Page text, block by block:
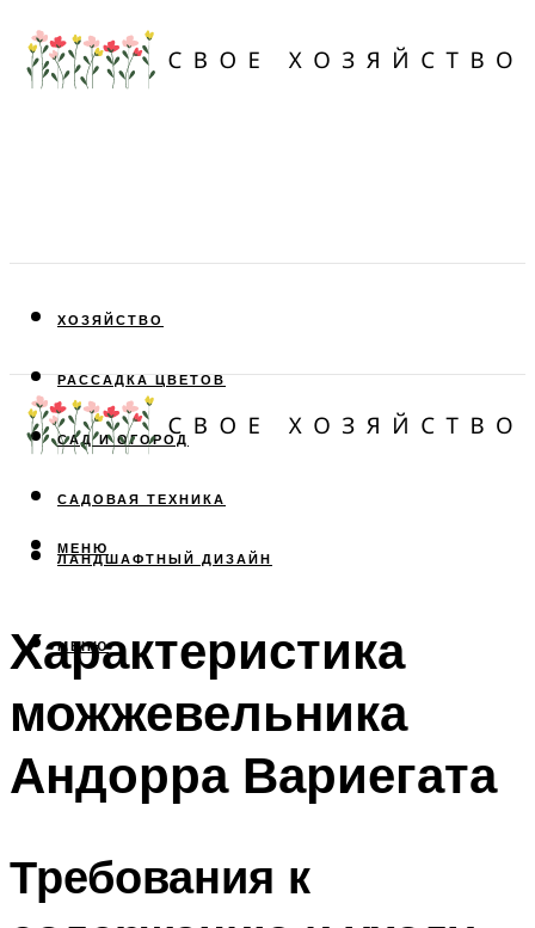
ХОЗЯЙСТВО
РАССАДКА ЦВЕТОВ
САД И ОГОРОД
САДОВАЯ ТЕХНИКА
ЛАНДШАФТНЫЙ ДИЗАЙН
МЕНЮ
МЕНЮ
Характеристика
можжевельника
Андорра Вариегата
Требования к